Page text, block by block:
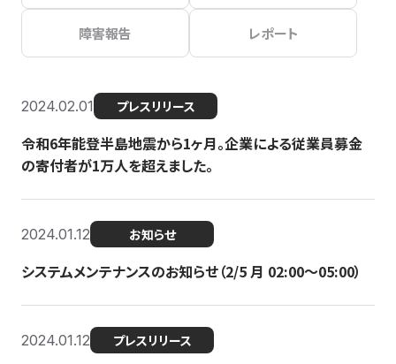
障害報告 レポート
2024.02.01 プレスリリース
令和6年能登半島地震から1ヶ月。企業による従業員募金
の寄付者が1万人を超えました。
2024.01.12 お知らせ
システムメンテナンスのお知らせ（2/5 月 02:00〜05:00）
2024.01.12 プレスリリース